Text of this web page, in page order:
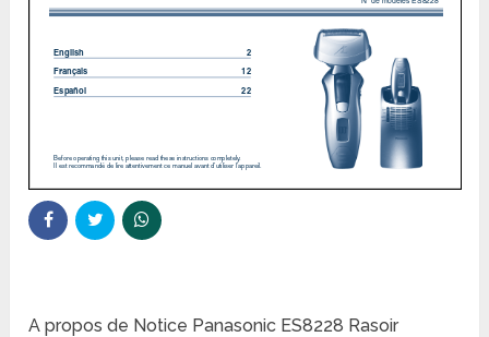
A propos de Notice Panasonic ES8228 Rasoir